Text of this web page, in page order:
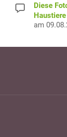
Diese
am